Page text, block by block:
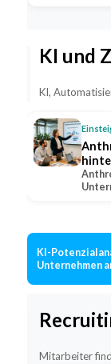
KI und
KI,
KI-
Unternehmen
Mitarbeiter